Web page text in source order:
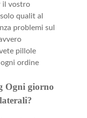
il vostro
qualit al
problemi sul
pillole
ordine
Ogni giorno